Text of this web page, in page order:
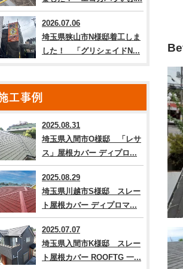
2026.07.06
埼玉県狭山市N様邸着工しま
した！ 「グリシェイドN...
工事例
2025.08.31
埼玉県入間市O様邸 「レサ
ス」屋根カバー ディプロ...
2025.08.29
埼玉県川越市S様邸 スレー
ト屋根カバー ディプロマ...
2025.07.07
埼玉県入間市K様邸 スレー
ト屋根カバー ROOFTG 一...